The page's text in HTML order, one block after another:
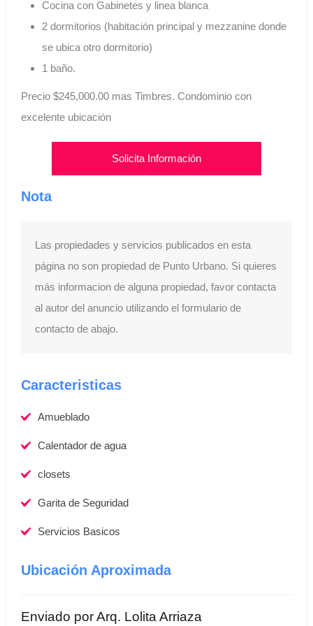
Cocina con Gabinetes y linea blanca
2 dormitorios (habitación principal y mezzanine donde
se ubica otro dormitorio)
1 baño.
Precio $245,000.00 mas Timbres. Condominio con
excelente ubicación
Solicita Información
Nota
Las propiedades y servicios publicados en esta
página no son propiedad de Punto Urbano. Si quieres
más informacion de alguna propiedad, favor contacta
al autor del anuncio utilizando el formulario de
contacto de abajo.
Caracteristicas
Amueblado
Calentador de agua
closets
Garita de Seguridad
Servicios Basicos
Ubicación Aproximada
Enviado por Arq. Lolita Arriaza